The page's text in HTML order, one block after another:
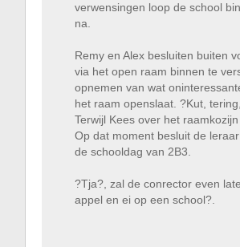
verwensingen loop de school
na.
Remy en Alex besluiten buiten
via het open raam binnen te
opnemen van wat
het raam openslaat. ?Kut,
Terwijl Kees over het
Op dat moment besluit de
de schooldag van 2B3.
?Tja?, zal de conrector even
appel en ei op een school?.